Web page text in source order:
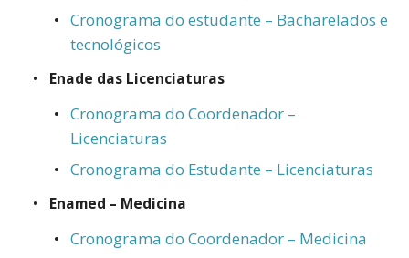
Cronograma do estudante – Bacharelados e
tecnológicos
Enade das Licenciaturas
Cronograma do Coordenador –
Licenciaturas
Cronograma do Estudante – Licenciaturas
Enamed – Medicina
Cronograma do Coordenador – Medicina